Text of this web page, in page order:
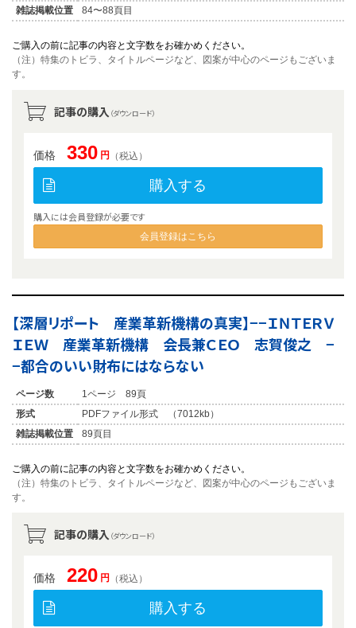
雑誌掲載位置
84〜88頁目
ご購入の前に記事の内容と文字数をお確かめください。
（注）特集のトビラ、タイトルページなど、図案が中心のページもございま
す。
記事の購入 （ダウンロード）
価格 330 円 （税込）
購入する
購入には会員登録が必要です
会員登録はこちら
【深層リポート 産業革新機構の真実】−−ＩＮＴＥＲＶ
ＩＥＷ 産業革新機構 会長兼ＣＥＯ 志賀俊之 −
−都合のいい財布にはならない
ページ数
1ページ 89頁
形式
PDFファイル形式 （7012kb）
雑誌掲載位置
89頁目
ご購入の前に記事の内容と文字数をお確かめください。
（注）特集のトビラ、タイトルページなど、図案が中心のページもございま
す。
記事の購入 （ダウンロード）
価格 220 円 （税込）
購入する